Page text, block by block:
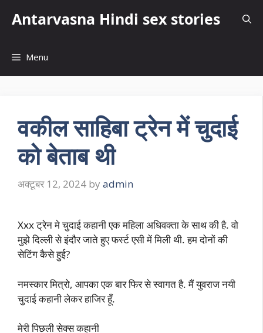
Antarvasna Hindi sex stories
Menu
वकील साहिबा ट्रेन में चुदाई
को बेताब थी
अक्टूबर 12, 2024 by admin
Xxx ट्रेन मे चुदाई कहानी एक महिला अधिवक्ता के साथ की है. वो
मुझे दिल्ली से इंदौर जाते हुए फर्स्ट एसी में मिली थी. हम दोनों की
सेटिंग कैसे हुई?
नमस्कार मित्रो, आपका एक बार फिर से स्वागत है. मैं युवराज नयी
चुदाई कहानी लेकर हाजिर हूँ.
मेरी पिछली सेक्स कहानी